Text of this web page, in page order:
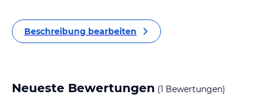
Beschreibung bearbeiten
Neueste Bewertungen (1 Bewertungen)